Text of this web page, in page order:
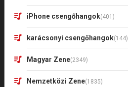
iPhone csengőhangok(401)
karácsonyi csengőhangok(144)
Magyar Zene(2349)
Nemzetközi Zene(1835)